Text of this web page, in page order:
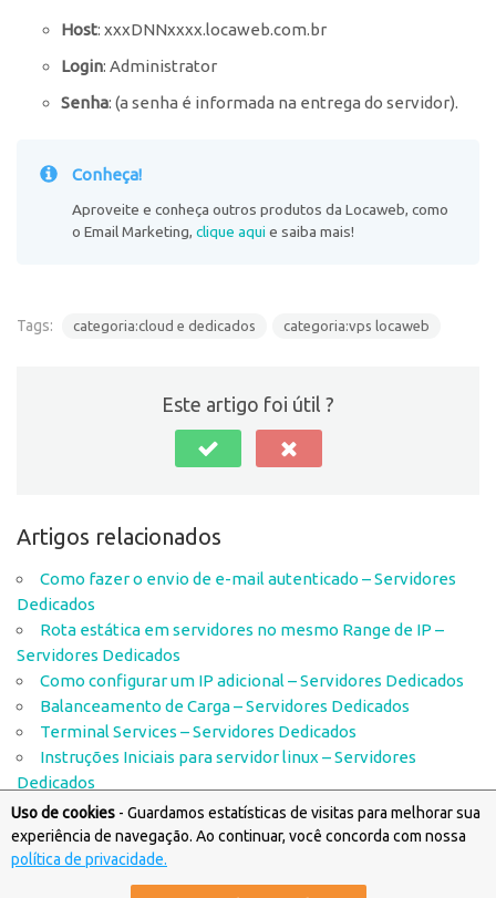
Host: xxxDNNxxxx.locaweb.com.br
Login: Administrator
Senha: (a senha é informada na entrega do servidor).
Conheça!
Aproveite e conheça outros produtos da Locaweb, como
o Email Marketing, clique aqui e saiba mais!
Tags: categoria:cloud e dedicados categoria:vps locaweb
Este artigo foi útil ?
Artigos relacionados
Como fazer o envio de e-mail autenticado – Servidores
Dedicados
Rota estática em servidores no mesmo Range de IP –
Servidores Dedicados
Como configurar um IP adicional – Servidores Dedicados
Balanceamento de Carga – Servidores Dedicados
Terminal Services – Servidores Dedicados
Instruções Iniciais para servidor linux – Servidores
Dedicados
Artigos destinados a Suporte Técnico e Financeiro © Copyright
Locaweb.
Uso de cookies - Guardamos estatísticas de visitas para melhorar sua
experiência de navegação. Ao continuar, você concorda com nossa
política de privacidade.